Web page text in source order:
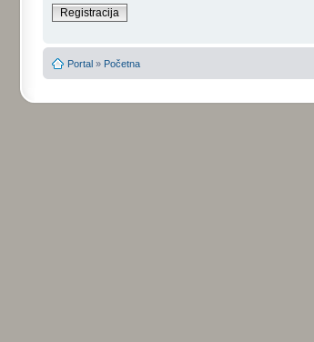
Registracija
Portal » Početna